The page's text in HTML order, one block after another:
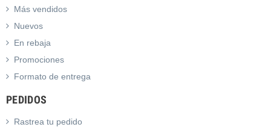
Más vendidos
Nuevos
En rebaja
Promociones
Formato de entrega
PEDIDOS
Rastrea tu pedido